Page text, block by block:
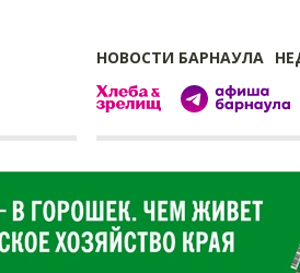
НОВОСТИ БАРНАУЛА